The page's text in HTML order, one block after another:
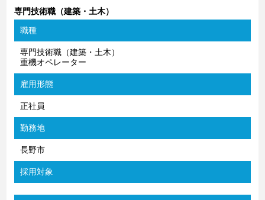
専門技術職（建築・土木）
職種
専門技術職（建築・土木）
重機オペレーター
雇用形態
正社員
勤務地
長野市
採用対象